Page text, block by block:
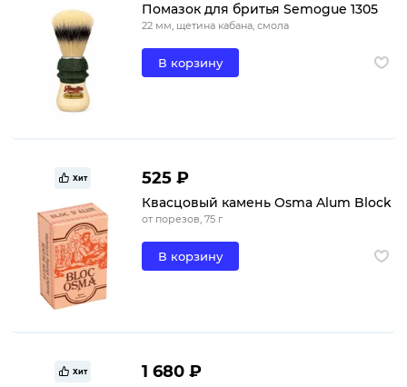
Помазок для бритья Semogue 1305
22 мм, щетина кабана, смола
В корзину
Хит 525 ₽
Квасцовый камень Osma Alum Block
от порезов, 75 г
В корзину
Хит 1 680 ₽